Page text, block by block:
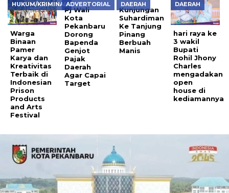
HUKUM/KRIMINAL
Warga
Binaan
Pamer
Karya dan
Kreativitas
Terbaik di
Indonesian
Prison
Products
and Arts
Festival
ADVERTORIAL
Pj Wali
Kota
Pekanbaru
Dorong
Bapenda
Genjot
Pajak
Daerah
Agar Capai
Target
DAERAH
Kunjungan
Suhardiman
Ke Tanjung
Pinang
Berbuah
Manis
DAERAH
hari raya ke
3 wakil
Bupati
Rohil Jhony
Charles
mengadakan
open
house di
kediamannya